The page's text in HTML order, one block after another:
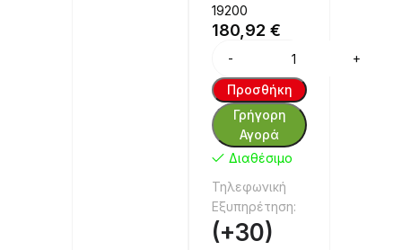
19200
180,92€
Προσθήκη
Γρήγορη
Αγορά
Διαθέσιμο
Τηλεφωνική
Εξυπηρέτηση:
(+30)